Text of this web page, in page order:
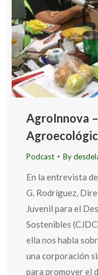
AgroInnova
Podcast By
En la entrevista
G. Rodríguez,
Juvenil para el
Sostenibles
ella nos habla
una corporación
para promover el